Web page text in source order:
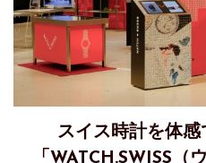
スイス時計を体
「WATCH.SWISS（